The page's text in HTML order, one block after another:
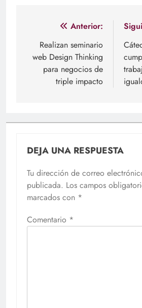
Navegación
de
entradas
Anterior:
Realizan seminario
web Design Thinking
para negocios de
triple impacto
DEJA UNA RESPUESTA
Tu dirección de correo
publicada. Los campos
marcados con *
Comentario *